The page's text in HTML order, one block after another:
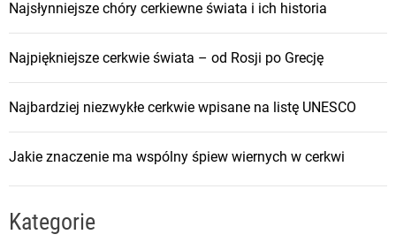
Najsłynniejsze chóry cerkiewne świata i ich historia
Najpiękniejsze cerkwie świata – od Rosji po Grecję
Najbardziej niezwykłe cerkwie wpisane na listę UNESCO
Jakie znaczenie ma wspólny śpiew wiernych w cerkwi
Kategorie